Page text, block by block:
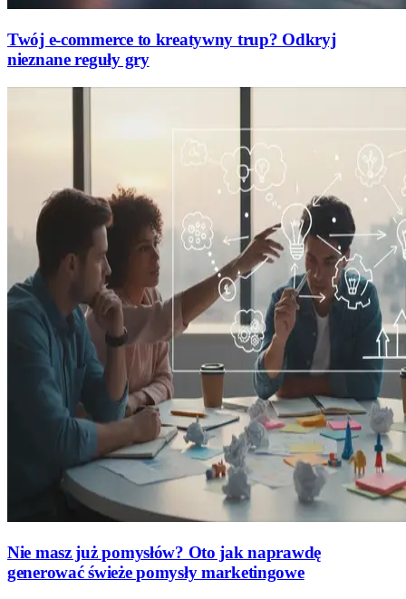
Twój e-commerce to kreatywny trup? Odkryj
nieznane reguły gry
Nie masz już pomysłów? Oto jak naprawdę
generować świeże pomysły marketingowe